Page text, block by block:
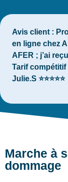
Avis client :
en ligne chez
AFER ; j’ai
Tarif
Julie.S ⭐⭐⭐⭐⭐
Marche à
dommage